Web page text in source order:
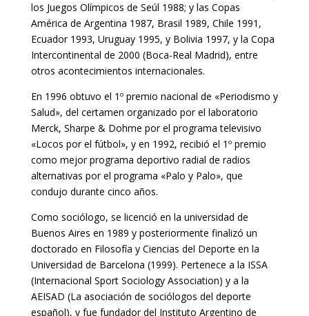
los Juegos Olímpicos de Seúl 1988; y las Copas
América de Argentina 1987, Brasil 1989, Chile 1991,
Ecuador 1993, Uruguay 1995, y Bolivia 1997, y la Copa
Intercontinental de 2000 (Boca-Real Madrid), entre
otros acontecimientos internacionales.
En 1996 obtuvo el 1º premio nacional de «Periodismo y
Salud», del certamen organizado por el laboratorio
Merck, Sharpe & Dohme por el programa televisivo
«Locos por el fútbol», y en 1992, recibió el 1º premio
como mejor programa deportivo radial de radios
alternativas por el programa «Palo y Palo», que
condujo durante cinco años.
Como sociólogo, se licenció en la universidad de
Buenos Aires en 1989 y posteriormente finalizó un
doctorado en Filosofía y Ciencias del Deporte en la
Universidad de Barcelona (1999). Pertenece a la ISSA
(Internacional Sport Sociology Association) y a la
AEISAD (La asociación de sociólogos del deporte
español), y fue fundador del Instituto Argentino de